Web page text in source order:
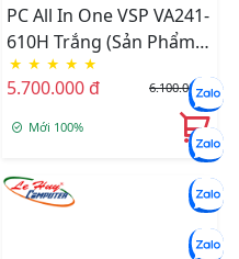
PC All In One VSP VA241-
610H Trắng (Sản Phẩm
AIO Này Chưa Bao Gồm
CPU - Ram - SSD)
★ ★ ★ ★ ★
5.700.000 đ 6.100.000 đ
Mới 100%